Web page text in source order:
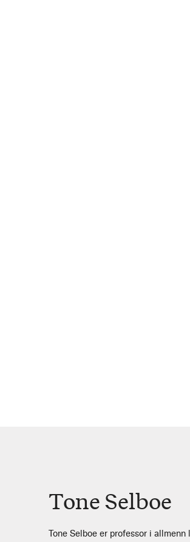
Tone Selboe
Tone Selboe er professor i